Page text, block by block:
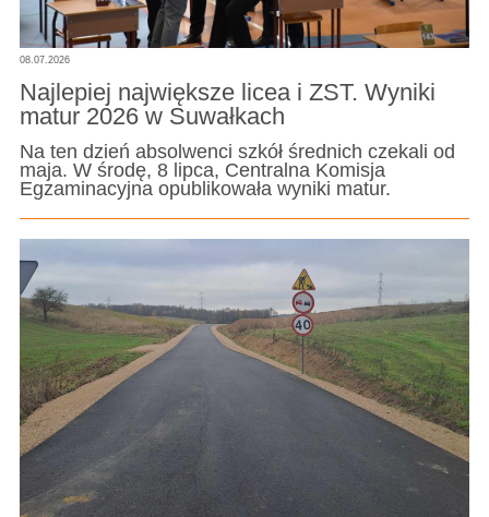
08.07.2026
Najlepiej największe licea i ZST. Wyniki
matur 2026 w Suwałkach
Na ten dzień absolwenci szkół średnich czekali od
maja. W środę, 8 lipca, Centralna Komisja
Egzaminacyjna opublikowała wyniki matur.